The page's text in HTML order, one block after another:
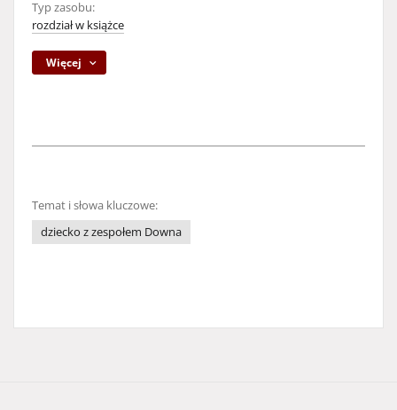
Typ zasobu:
rozdział w książce
Więcej
Temat i słowa kluczowe:
dziecko z zespołem Downa